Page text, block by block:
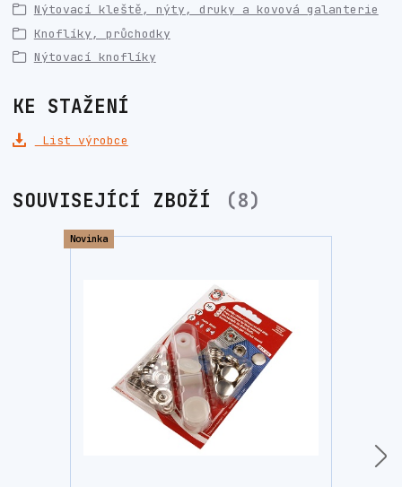
Nýtovací kleště, nýty, druky a kovová galanterie
Knoflíky, průchodky
Nýtovací knoflíky
KE STAŽENÍ
List výrobce
SOUVISEJÍCÍ ZBOŽÍ 8
Novinka